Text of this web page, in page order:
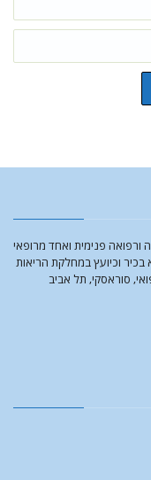
ורפואה פנימית ואחד מרופאי
וכיועץ במחלקת הריאות
סוראסקי, תל אביב